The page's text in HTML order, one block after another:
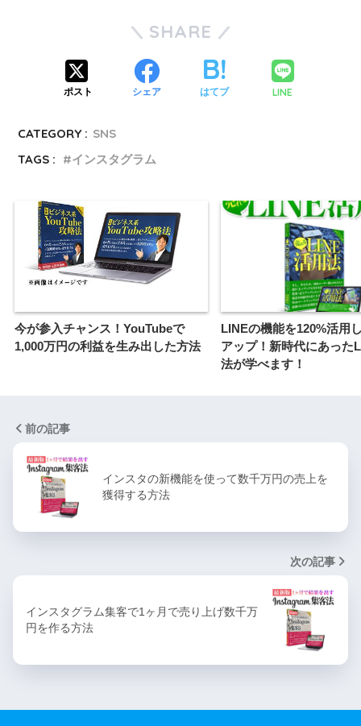
SHARE
ポスト シェア はてブ LINE
CATEGORY : SNS
TAGS :
インスタグラム
今が参入チャンス！YouTubeで
1,000万円の利益を生み出した方法
LINEの機能を120%活用
アップ！新時代にあった
法が学べます！
前の記事
インスタの新機能を使って数千万円の売上を
獲得する方法
次の記事
インスタグラム集客で1ヶ月で売り上げ数千万
円を作る方法